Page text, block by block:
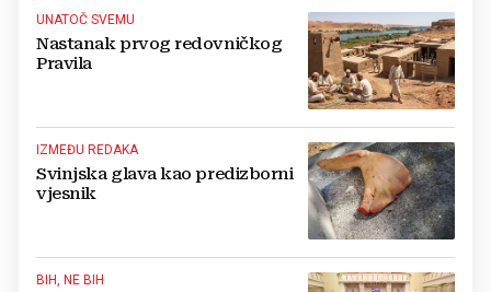
UNATOČ SVEMU
Nastanak prvog redovničkog
Pravila
IZMEĐU REDAKA
Svinjska glava kao predizborni
vjesnik
BIH, NE BIH